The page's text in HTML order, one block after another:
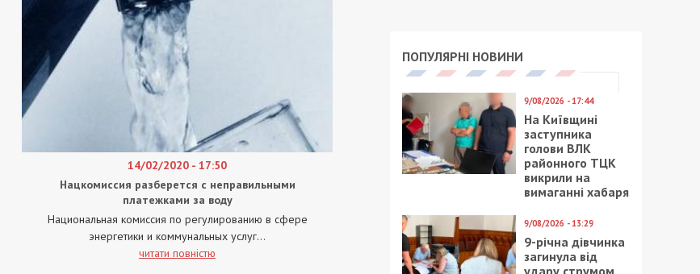
14/02/2020 - 17:50
Нацкомиссия разберется с неправильными
платежками за воду
Национальная комиссия по регулированию в сфере
энергетики и коммунальных услуг...
читати повністю
ПОПУЛЯРНІ НОВИНИ
9/08/2026 - 17:44
На Київщині
заступника
голови ВЛК
районного ТЦК
викрили на
вимаганні хабаря
9/08/2026 - 13:29
9-річна дівчинка
загинула від
удару струмом